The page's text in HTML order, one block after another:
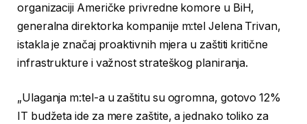
organizaciji Američke privredne komore u BiH,
generalna direktorka kompanije m:tel Jelena Trivan,
istakla je značaj proaktivnih mjera u zaštiti kritične
infrastrukture i važnost strateškog planiranja.
„Ulaganja m:tel-a u zaštitu su ogromna, gotovo 12%
IT budžeta ide za mere zaštite, a jednako toliko za